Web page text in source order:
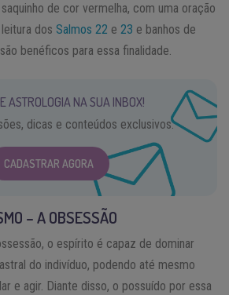
de cor vermelha, com uma oração
dos Salmos 22 e 23 e banhos de
benéficos para essa finalidade.
ASTROLOGIA NA SUA INBOX!
dicas e conteúdos exclusivos.
CADASTRAR AGORA
– A OBSESSÃO
o espírito é capaz de dominar
do indivíduo, podendo até mesmo
e agir. Diante disso, o possuído por essa